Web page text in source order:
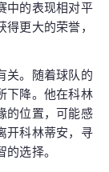
中的表现相对平
更大的荣誉，
关。随着球队的
下降。他在科林
的位置，可能感
开科林蒂安，寻
选择。